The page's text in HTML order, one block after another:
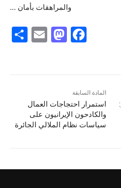
والمراهقات بأمان …
F
b
o
o
M
d
o
n
E
المادة السابقة
استمرار احتجاجات العمال
والكادحون الإيرانيون على
سياسات نظام الملالي الجائرة